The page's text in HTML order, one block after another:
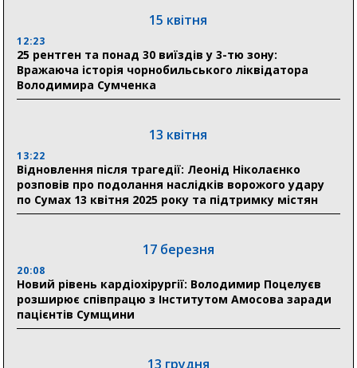
21:01
До 19 400 гривень на паливо: Пенсійний фонд
Сумщини пояснив, як отримати допомогу на зиму
«Укрексімбанк» припиняє виплату пенсій: у
людям
11:00
Артем Кобзар вручив родинам 20 полеглих Героїв
19:38
Сумська клінічна лікарня Святого Пантелеймона
здобула головну відзнаку в медичній сфері України
15 квітня
12:23
25 рентген та понад 30 виїздів у 3-тю зону:
Вражаюча історія чорнобильського ліквідатора
Володимира Сумченка
13 квітня
13:22
Відновлення після трагедії: Леонід Ніколаєнко
розповів про подолання наслідків ворожого удару
по Сумах 13 квітня 2025 року та підтримку містян
17 березня
20:08
Новий рівень кардіохірургії: Володимир Поцелуєв
розширює співпрацю з Інститутом Амосова заради
пацієнтів Сумщини
13 грудня